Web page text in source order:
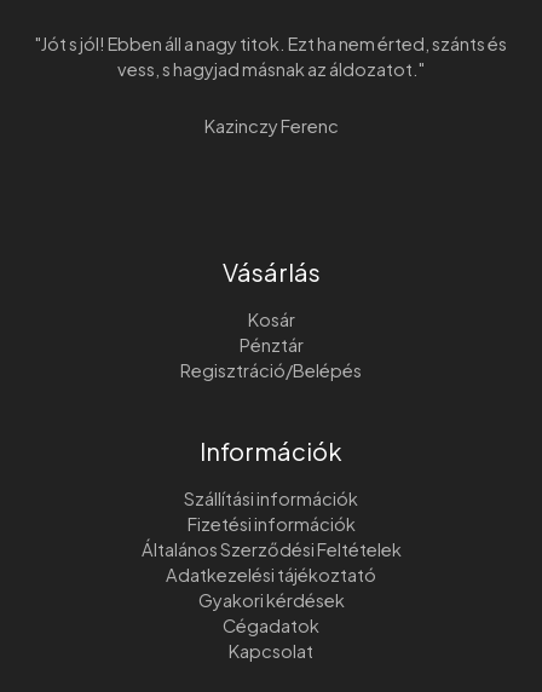
"Jót s jól! Ebben áll a nagy titok. Ezt ha nem érted, szánts és
vess, s hagyjad másnak az áldozatot."
Kazinczy Ferenc
Vásárlás
Kosár
Pénztár
Regisztráció/Belépés
Információk
Szállítási információk
Fizetési információk
Általános Szerződési Feltételek
Adatkezelési tájékoztató
Gyakori kérdések
Cégadatok
Kapcsolat